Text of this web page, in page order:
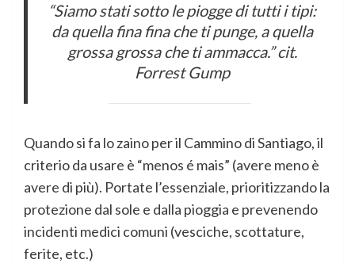
“Siamo stati sotto le piogge di tutti i tipi:
da quella fina fina che ti punge, a quella
grossa grossa che ti ammacca.” cit.
Forrest Gump
Quando si fa lo zaino per il Cammino di Santiago, il
criterio da usare è “menos é mais” (avere meno è
avere di più). Portate l’essenziale, prioritizzando la
protezione dal sole e dalla pioggia e prevenendo
incidenti medici comuni (vesciche, scottature,
ferite, etc.)